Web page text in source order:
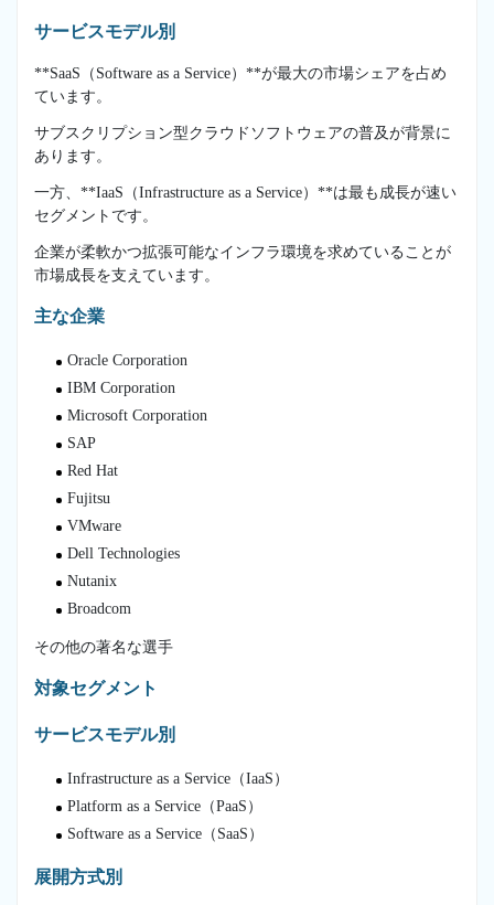
サービスモデル別
**SaaS（Software as a Service）**が最大の市場シェアを占め
ています。
サブスクリプション型クラウドソフトウェアの普及が背景に
あります。
一方、**IaaS（Infrastructure as a Service）**は最も成長が速い
セグメントです。
企業が柔軟かつ拡張可能なインフラ環境を求めていることが
市場成長を支えています。
主な企業
Oracle Corporation
IBM Corporation
Microsoft Corporation
SAP
Red Hat
Fujitsu
VMware
Dell Technologies
Nutanix
Broadcom
その他の著名な選手
対象セグメント
サービスモデル別
Infrastructure as a Service（IaaS）
Platform as a Service（PaaS）
Software as a Service（SaaS）
展開方式別